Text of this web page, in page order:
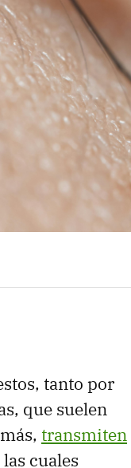
tanto por
que suelen
transmiten
cuales